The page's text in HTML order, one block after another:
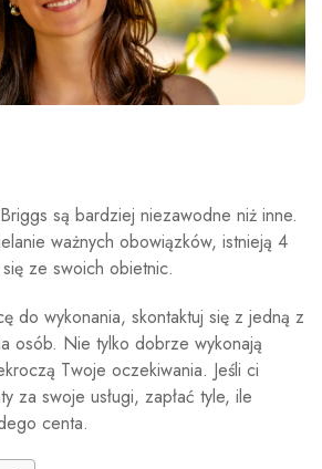
są bardziej niezawodne niż inne.
ważnych obowiązków, istnieją 4
ze swoich obietnic.
do wykonania, skontaktuj się z jedną z
osób. Nie tylko dobrze wykonają
Twoje oczekiwania. Jeśli ci
za swoje usługi, zapłać tyle, ile
centa.